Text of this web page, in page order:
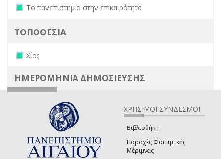
Remove Το πανεπιστήμιο στην επικαιρότητα filter
Το πανεπιστήμιο στην επικαιρότητα
ΤΟΠΟΘΕΣΙΑ
Remove Χίος filter
Χίος
ΗΜΕΡΟΜΗΝΙΑ ΔΗΜΟΣΙΕΥΣΗΣ
ΧΡΗΣΙΜΟΙ ΣΥΝΔΕΣΜΟΙ
Βιβλιοθήκη
Παροχές Φοιτητικής
Μέριμνας